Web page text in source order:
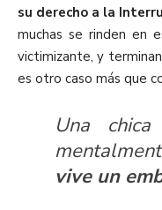
su derecho a la
muchas se rinden en
victimizante, y
es otro caso más que
Una
vive un